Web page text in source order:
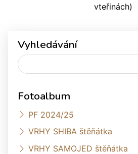
vteřinách)
Vyhledávání
Fotoalbum
PF 2024/25
VRHY SHIBA štěňátka
VRHY SAMOJED štěňátka